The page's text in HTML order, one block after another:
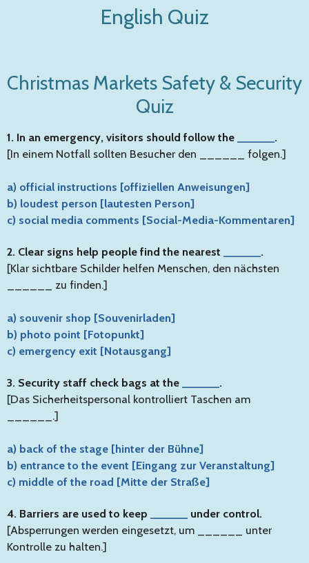
English Quiz
Christmas Markets Safety & Security
Quiz
1. In an emergency, visitors should follow the
.
[In einem Notfall sollten Besucher den ______ folgen.]
a) official instructions [offiziellen Anweisungen]
b) loudest person [lautesten Person]
c) social media comments [Social-Media-Kommentaren]
2. Clear signs help people find the nearest
.
[Klar sichtbare Schilder helfen Menschen, den nächsten
______ zu finden.]
a) souvenir shop [Souvenirladen]
b) photo point [Fotopunkt]
c) emergency exit [Notausgang]
3. Security staff check bags at the
.
[Das Sicherheitspersonal kontrolliert Taschen am
______.]
a) back of the stage [hinter der Bühne]
b) entrance to the event [Eingang zur Veranstaltung]
c) middle of the road [Mitte der Straße]
4. Barriers are used to keep
under control.
[Absperrungen werden eingesetzt, um ______ unter
Kontrolle zu halten.]